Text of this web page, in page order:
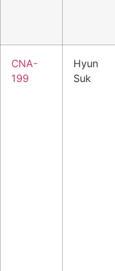
CNA-
199
Hyun
Suk